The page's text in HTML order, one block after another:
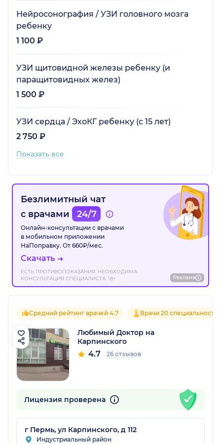
Нейросонография / УЗИ головного мозга
ребенку
1 100 ₽
УЗИ щитовидной железы ребенку (и
паращитовидных желез)
1 500 ₽
УЗИ сердца / ЭхоКГ ребенку (с 15 лет)
2 750 ₽
Показать все
Безлимитный чат
с врачами
24/7
Онлайн-консультации с врачами
в мобильном приложении
НаПоправку. От 660₽/мес.
Скачать
ЕСТЬ ПРОТИВОПОКАЗАНИЯ. НЕОБХОДИМА
КОНСУЛЬТАЦИЯ СПЕЦИАЛИСТА. 18+
Реклама
Средний рейтинг врачей 4.7 Врачи 20
Любимый Доктор на
Карпинского
4.7 26 отзывов
Лицензия проверена
г Пермь, ул Карпинского, д 112
Индустриальный район